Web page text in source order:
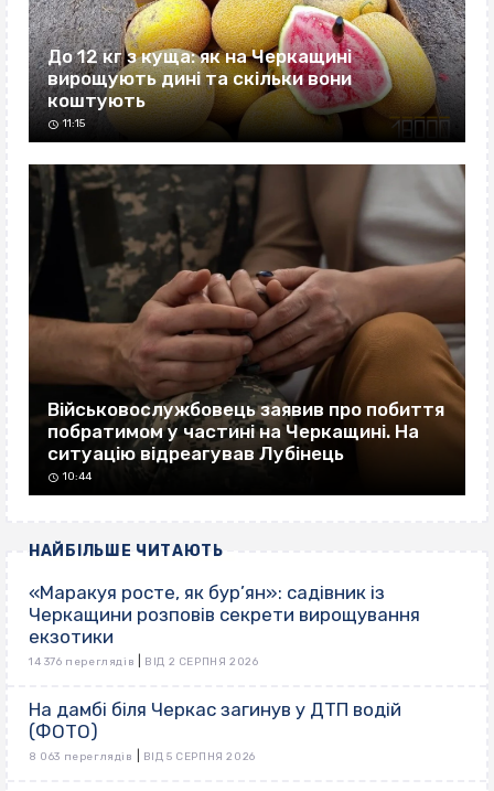
До 12 кг з куща: як на Черкащині
вирощують дині та скільки вони
коштують
11:15
Військовослужбовець заявив про побиття
побратимом у частині на Черкащині. На
ситуацію відреагував Лубінець
10:44
НАЙБІЛЬШЕ ЧИТАЮТЬ
«Маракуя росте, як бур’ян»: садівник із
Черкащини розповів секрети вирощування
екзотики
14 376 переглядів ВІД 2 СЕРПНЯ 2026
На дамбі біля Черкас загинув у ДТП водій
(ФОТО)
8 063 переглядів ВІД 5 СЕРПНЯ 2026